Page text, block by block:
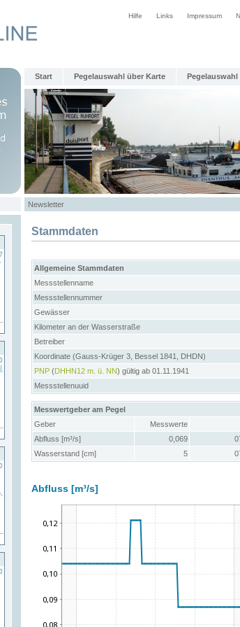
Hilfe Links Impressum
Start Pegelauswahl über Karte Pegelauswahl
Newsletter
Stammdaten
Allgemeine Stammdaten
Messstellenname
Messstellennummer
Gewässer
Kilometer an der Wasserstraße
Betreiber
Koordinate (Gauss-Krüger 3, Bessel 1841, DHDN)
PNP (DHHN12 m. ü. NN) gültig ab 01.11.1941
Messstellenuuid
Messwertgeber am Pegel
Geber
Messwerte
Abfluss [m³/s]
0,069
Wasserstand [cm]
5
Abfluss [m³/s]